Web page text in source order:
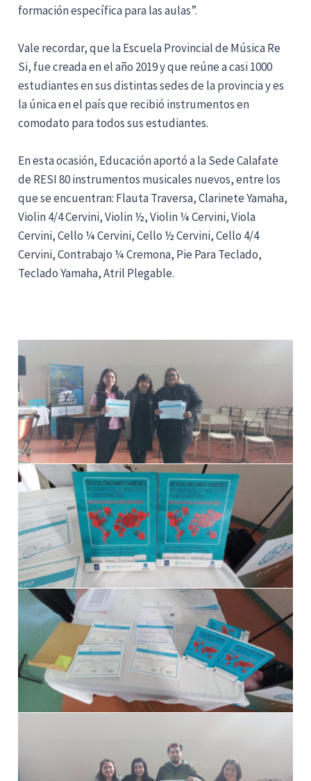
formación específica para las aulas”.
Vale recordar, que la Escuela Provincial de Música Re
Si, fue creada en el año 2019 y que reúne a casi 1000
estudiantes en sus distintas sedes de la provincia y es
la única en el país que recibió instrumentos en
comodato para todos sus estudiantes.
En esta ocasión, Educación aportó a la Sede Calafate
de RESI 80 instrumentos musicales nuevos, entre los
que se encuentran: Flauta Traversa, Clarinete Yamaha,
Violin 4/4 Cervini, Violin ½, Violin ¼ Cervini, Viola
Cervini, Cello ¼ Cervini, Cello ½ Cervini, Cello 4/4
Cervini, Contrabajo ¼ Cremona, Pie Para Teclado,
Teclado Yamaha, Atril Plegable.